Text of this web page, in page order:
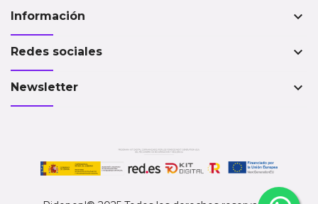
Información keyboard_arrow_down
Redes sociales keyboard_arrow_down
Newsletter keyboard_arrow_down